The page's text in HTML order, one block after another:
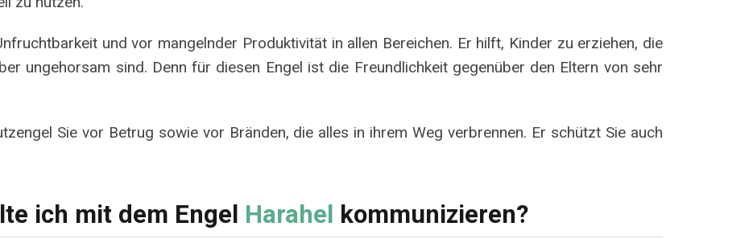
und vor mangelnder Produktivität in allen Bereichen. Er hilft, Kinder zu erziehen, die
ungehorsam sind. Denn für diesen Engel ist die Freundlichkeit gegenüber den Eltern von sehr
Sie vor Betrug sowie vor Bränden, die alles in ihrem Weg verbrennen. Er schützt Sie auch
ich mit dem Engel Harahel kommunizieren?